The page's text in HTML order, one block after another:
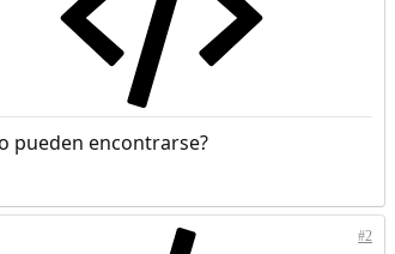
pueden encontrarse?
#2